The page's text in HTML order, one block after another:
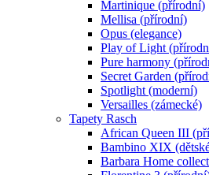
Martinique (přírodní)
Mellisa (přírodní)
Opus (elegance)
Play of Light
Pure harmony
Secret Garden
Spotlight (moderní)
Versailles (zámecké)
Tapety Rasch
African Queen III
Bambino XIX
Barbara Home